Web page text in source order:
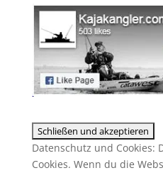
Datenschutz und Cookies:
Cookies. Wenn du die